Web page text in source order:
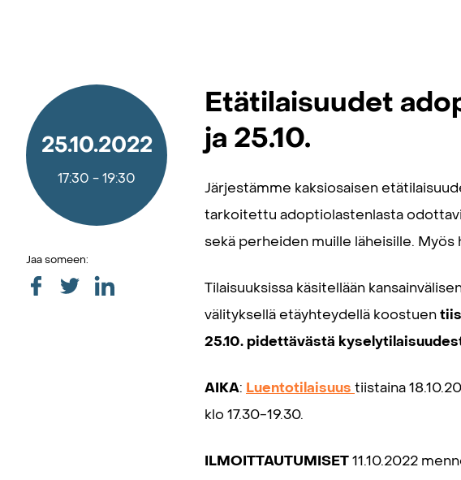
25.10.2022
17:30 -19:30
Jaa someen:
Etätilaisuudet
ja 25.10.
Järjestämme kaksiosaisen
tarkoitettu adoptiolastenlasta
sekä perheiden muille läheisille.
Tilaisuuksissa käsitellään
välityksellä etäyhteydellä koostuen
25.10. pidettävästä
AIKA: Luentotilaisuus tiistaina
klo 17.30-19.30.
ILMOITTAUTUMISET11.10.2022